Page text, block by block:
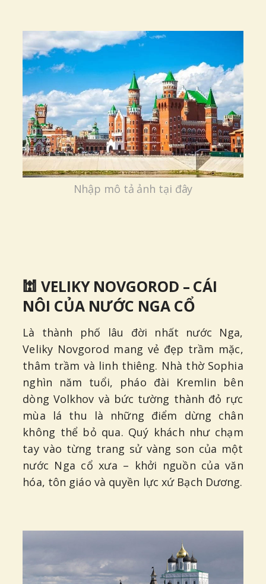
Nhập mô tả ảnh tại đây
🕍 VELIKY NOVGOROD – CÁI
NÔI CỦA NƯỚC NGA CỔ
Là thành phố lâu đời nhất nước Nga,
Veliky Novgorod mang vẻ đẹp trầm mặc,
thâm trầm và linh thiêng. Nhà thờ Sophia
nghìn năm tuổi, pháo đài Kremlin bên
dòng Volkhov và bức tường thành đỏ rực
mùa lá thu là những điểm dừng chân
không thể bỏ qua. Quý khách như chạm
tay vào từng trang sử vàng son của một
nước Nga cổ xưa – khởi nguồn của văn
hóa, tôn giáo và quyền lực xứ Bạch Dương.